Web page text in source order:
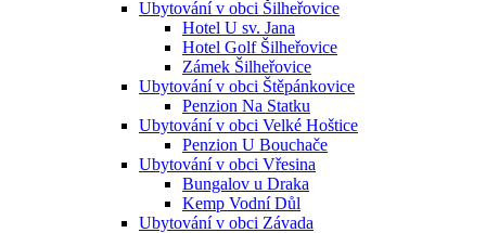
Ubytování v obci Šilheřovice
Hotel U sv. Jana
Hotel Golf Šilheřovice
Zámek Šilheřovice
Ubytování v obci Štěpánkovice
Penzion Na Statku
Ubytování v obci Velké Hoštice
Penzion U Bouchače
Ubytování v obci Vřesina
Bungalov u Draka
Kemp Vodní Důl
Ubytování v obci Závada